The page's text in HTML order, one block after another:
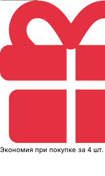
Экономия при покупке за 4 шт.